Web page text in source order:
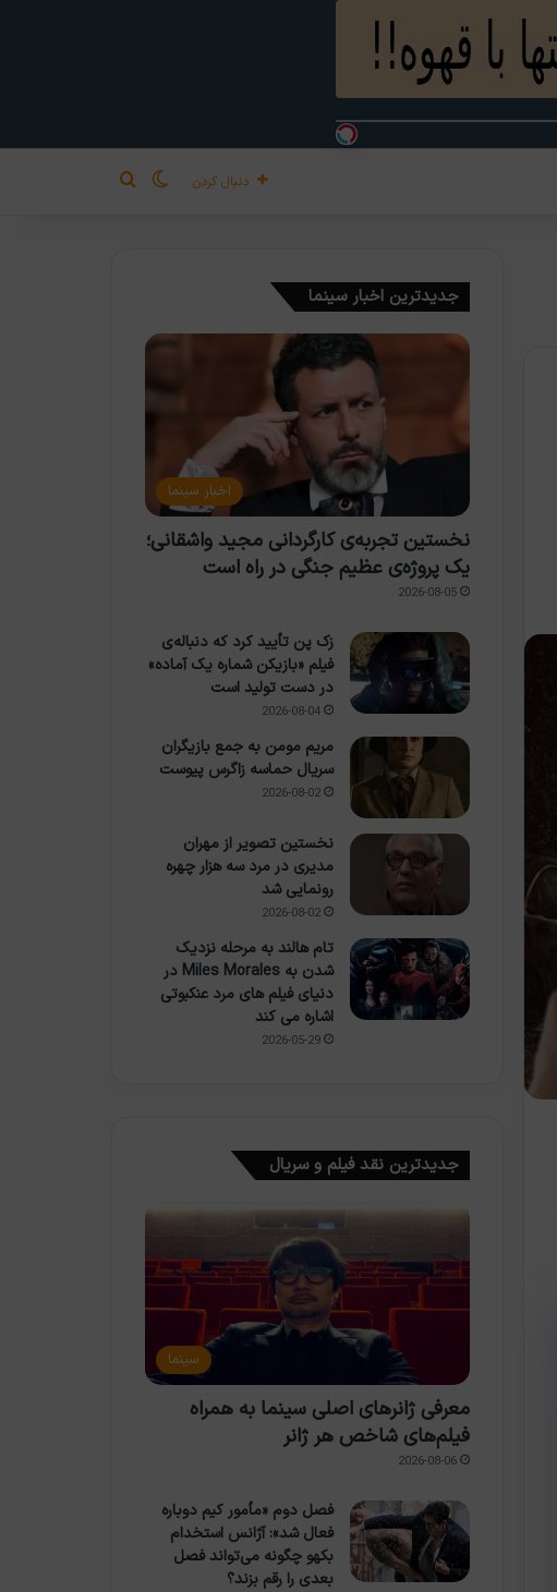
دنبال کردن تغییر پوسته
جستجو برای
جدیدترین اخبار سینما
اخبار سینما
نخستین تجربه‌ی کارگردانی مجید واشقانی؛
یک پروژه‌ی عظیم جنگی در راه است
2026-08-05
زک پن تأیید کرد که دنباله‌ی
فیلم «بازیکن شماره یک آماده»
در دست تولید است
2026-08-04
مریم مومن به جمع بازیگران
سریال حماسه زاگرس پیوست
2026-08-02
نخستین تصویر از مهران
مدیری در مرد سه هزار چهره
رونمایی شد
2026-08-02
تام هالند به مرحله نزدیک
شدن به Miles Morales در
دنیای فیلم های مرد عنکبوتی
اشاره می کند
2026-05-29
جدیدترین نقد فیلم و سریال
سینما
معرفی ژانرهای اصلی سینما به همراه
فیلم‌های شاخص هر ژانر
2026-08-06
فصل دوم «مأمور کیم دوباره
فعال شد»: آژانس استخدام
بکهو چگونه می‌تواند فصل
بعدی را رقم بزند؟